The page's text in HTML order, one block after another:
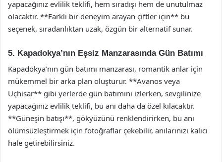
yapacağınız evlilik teklifi, hem sıradışı hem de unutulmaz
olacaktır. **Farklı bir deneyim arayan çiftler için** bu
seçenek, sıradanlıktan uzak, özgün bir alternatif sunar.
5. Kapadokya’nın Eşsiz Manzarasında Gün Batımı
Kapadokya’nın gün batımı manzarası, romantik anlar için
mükemmel bir arka plan oluşturur. **Avanos veya
Uçhisar** gibi yerlerde gün batımını izlerken, sevgilinize
yapacağınız evlilik teklifi, bu anı daha da özel kılacaktır.
**Güneşin batışı**, gökyüzünü renklendirirken, bu anı
ölümsüzleştirmek için fotoğraflar çekebilir, anılarınızı kalıcı
hale getirebilirsiniz.